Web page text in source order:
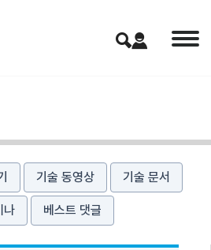
기술 동영상 기술 문서
나 베스트 댓글